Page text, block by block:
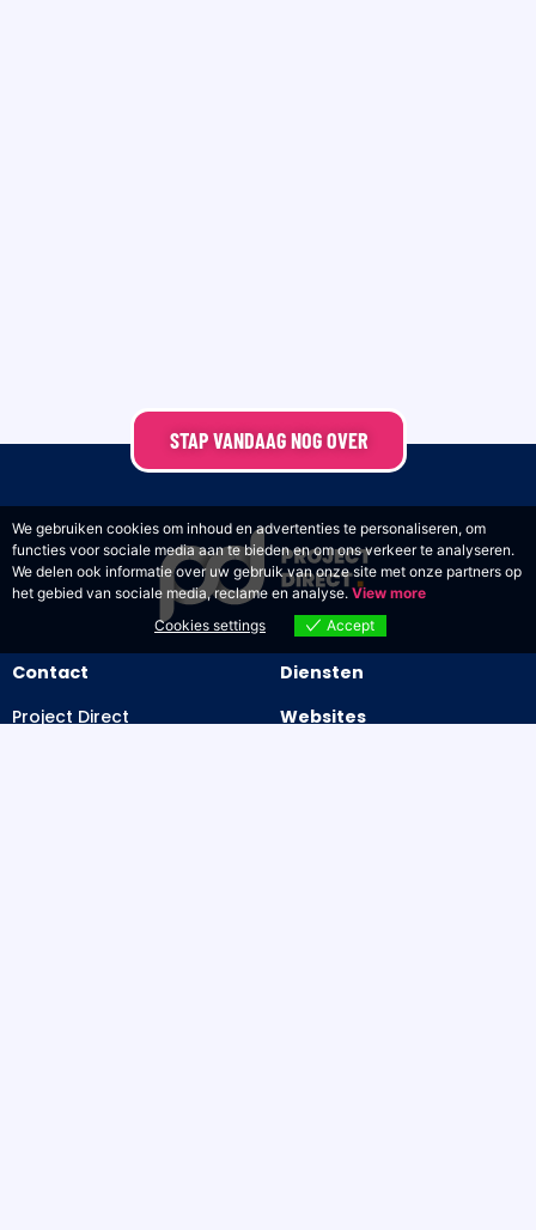
STAP VANDAAG NOG OVER
Contact
Project Direct
Diensten
Websites
We gebruiken cookies om inhoud en advertenties te personaliseren, om
functies voor sociale media aan te bieden en om ons verkeer te analyseren.
We delen ook informatie over uw gebruik van onze site met onze partners op
het gebied van sociale media, reclame en analyse. View more
Cookies settings
Accept